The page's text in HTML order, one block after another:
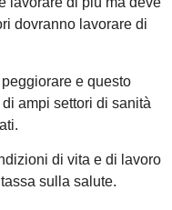
dovranno lavorare di
e questo
ampi settori di sanità
di vita e di lavoro
sulla salute.